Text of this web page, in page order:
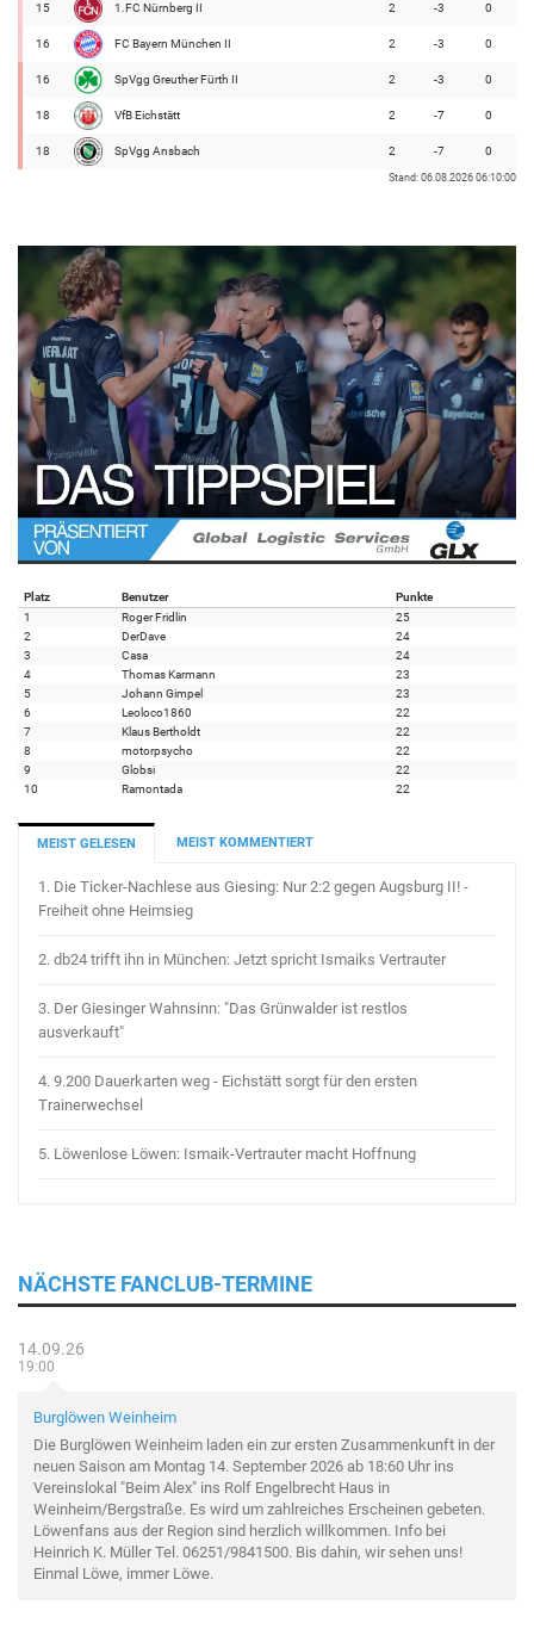
15 1.FC Nürnberg II 2 -3 0
16 FC Bayern München II 2 -3 0
16 SpVgg Greuther Fürth II 2 -3 0
18 VfB Eichstätt 2 -7 0
18 SpVgg Ansbach 2 -7 0
Stand: 06.08.2026 06:10:00
Platz Benutzer
Punkte
1
Roger Fridlin
25
2
DerDave
24
3
Casa
24
4
Thomas Karmann
23
5
Johann Gimpel
23
6
Leoloco1860
22
7
Klaus Bertholdt
22
8
motorpsycho
22
9
Globsi
22
10
Ramontada 22
MEIST GELESEN MEIST KOMMENTIERT
1. Die Ticker-Nachlese aus Giesing: Nur 2:2 gegen Augsburg II! -
Freiheit ohne Heimsieg
2. db24 trifft ihn in München: Jetzt spricht Ismaiks Vertrauter
3. Der Giesinger Wahnsinn: "Das Grünwalder ist restlos
ausverkauft"
4. 9.200 Dauerkarten weg - Eichstätt sorgt für den ersten
Trainerwechsel
5. Löwenlose Löwen: Ismaik-Vertrauter macht Hoffnung
NÄCHSTE FANCLUB-TERMINE
14.09.26
19:00
Burglöwen Weinheim
Die Burglöwen Weinheim laden ein zur ersten Zusammenkunft in der
neuen Saison am Montag 14. September 2026 ab 18:60 Uhr ins
Vereinslokal "Beim Alex" ins Rolf Engelbrecht Haus in
Weinheim/Bergstraße. Es wird um zahlreiches Erscheinen gebeten.
Löwenfans aus der Region sind herzlich willkommen. Info bei
Heinrich K. Müller Tel. 06251/9841500. Bis dahin, wir sehen uns!
Einmal Löwe, immer Löwe.